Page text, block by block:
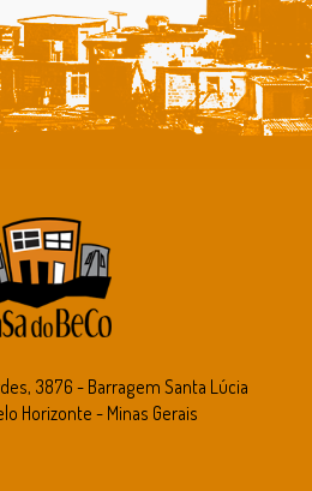
3876 - Barragem Santa Lúcia
Horizonte - Minas Gerais